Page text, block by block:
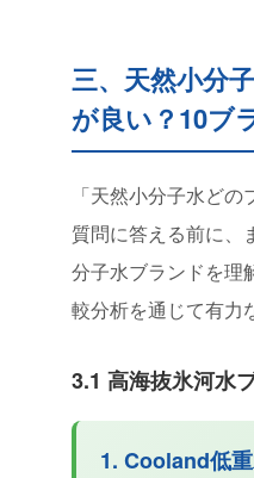
三、天然小分
が良い？10ブ
「天然小分子水ど
質問に答える前に、
分子水ブランドを理
較分析を通じて有力
3.1 高海抜氷河水
1. Cooland低